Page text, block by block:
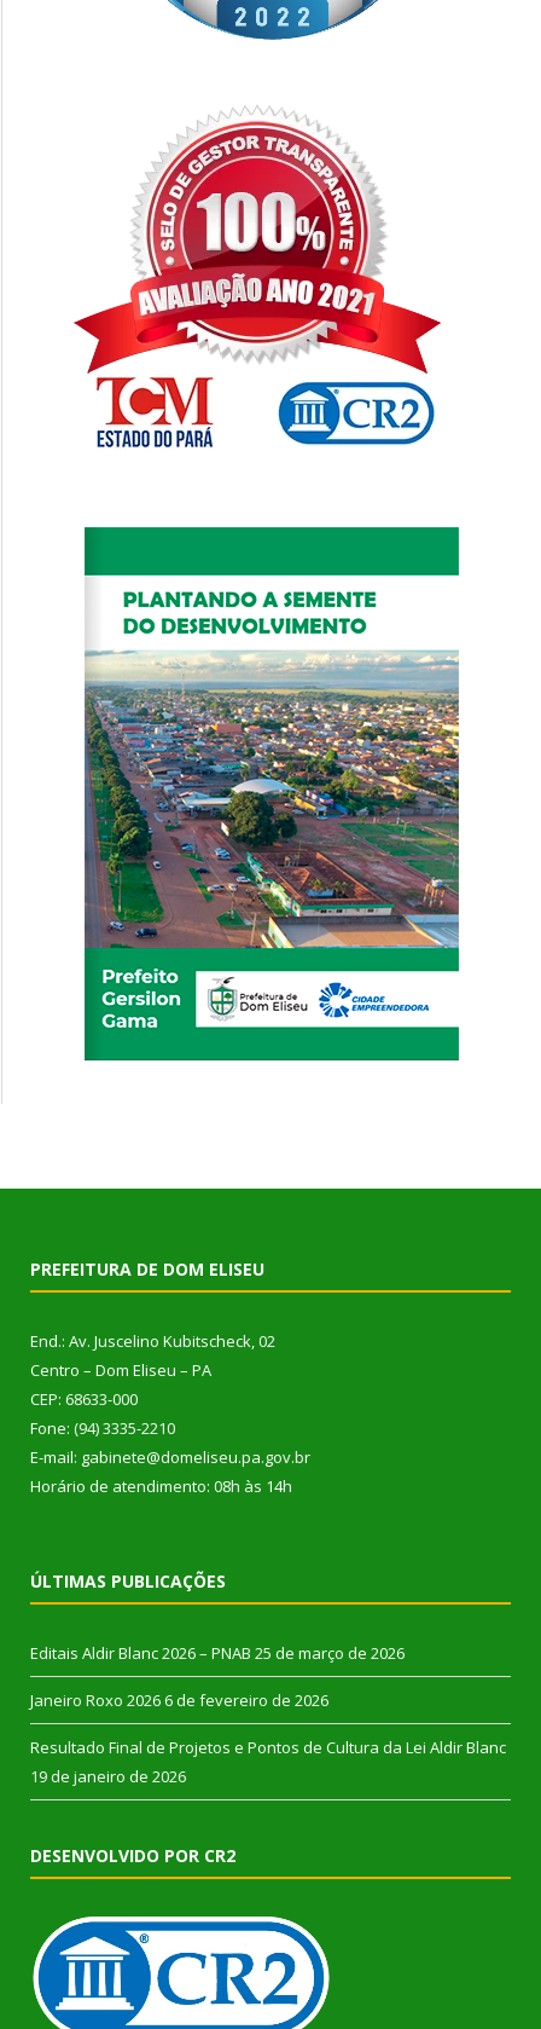
PREFEITURA DE DOM ELISEU
End.: Av. Juscelino Kubitscheck, 02
Centro – Dom Eliseu – PA
CEP: 68633-000
Fone: (94) 3335-2210
E-mail: gabinete@domeliseu.pa.gov.br
Horário de atendimento: 08h às 14h
ÚLTIMAS PUBLICAÇÕES
Editais Aldir Blanc 2026 – PNAB 25 de março de 2026
Janeiro Roxo 2026 6 de fevereiro de 2026
Resultado Final de Projetos e Pontos de Cultura da Lei Aldir Blanc
19 de janeiro de 2026
DESENVOLVIDO POR CR2